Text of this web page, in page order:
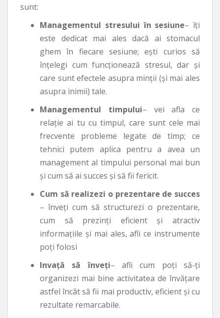
sunt:
Managementul stresului în sesiune– îți
este dedicat mai ales dacă ai stomacul
ghem în fiecare sesiune; ești curios să
înțelegi cum funcționează stresul, dar și
care sunt efectele asupra minții (și mai ales
asupra inimii) tale.
Managementul timpului– vei afla ce
relație ai tu cu timpul, care sunt cele mai
frecvente probleme legate de timp; ce
tehnici putem aplica pentru a avea un
management al timpului personal mai bun
și cum să ai succes și să fii fericit.
Cum să realizezi o prezentare de succes
– înveți cum să structurezi o prezentare,
cum să prezinți eficient și atractiv
informațiile și mai ales, afli ce instrumente
poți folosi
Invață să înveți– afli cum poți să-ți
organizezi mai bine activitatea de învățare
astfel încât să fii mai productiv, eficient și cu
rezultate remarcabile.